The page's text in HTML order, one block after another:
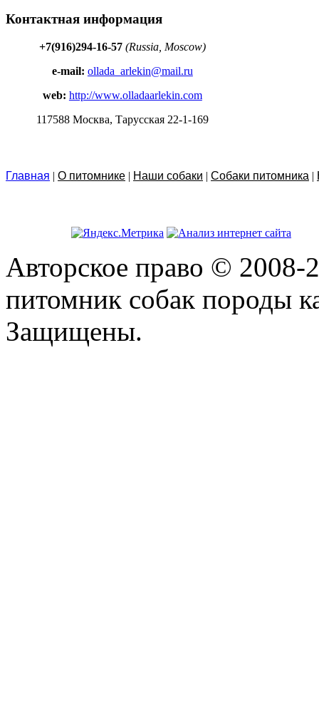
Контактная информация
+7(916)294-16-57 (Russia, Moscow)
e-mail: ollada_arlekin@mail.ru
web: http://www.olladaarlekin.com
117588 Москва, Тарусская 22-1-169
Главная | О питомнике | Наши собаки | Собаки питомника |
Авторское право ©
питомник собак породы
Защищены.